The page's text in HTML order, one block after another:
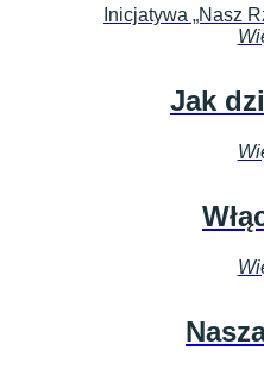
Inicjatywa „Nasz
Jak